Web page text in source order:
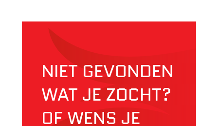
NIET GEVONDEN
WAT JE ZOCHT?
OF WENS JE